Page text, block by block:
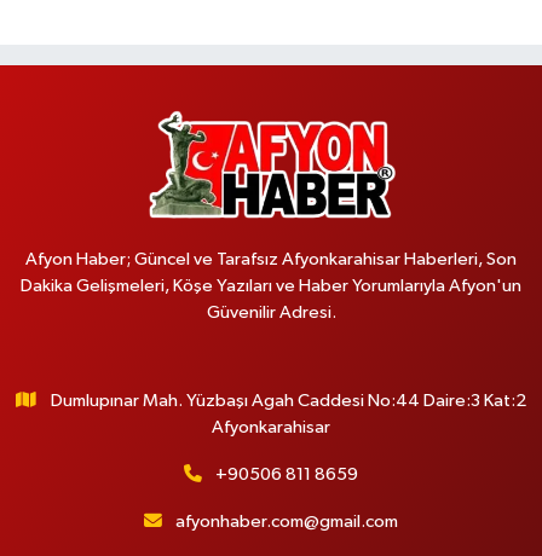
Afyon Haber; Güncel ve Tarafsız Afyonkarahisar Haberleri, Son
Dakika Gelişmeleri, Köşe Yazıları ve Haber Yorumlarıyla Afyon'un
Güvenilir Adresi.
Dumlupınar Mah. Yüzbaşı Agah Caddesi No:44 Daire:3 Kat:2
Afyonkarahisar
+90506 811 8659
afyonhaber.com@gmail.com